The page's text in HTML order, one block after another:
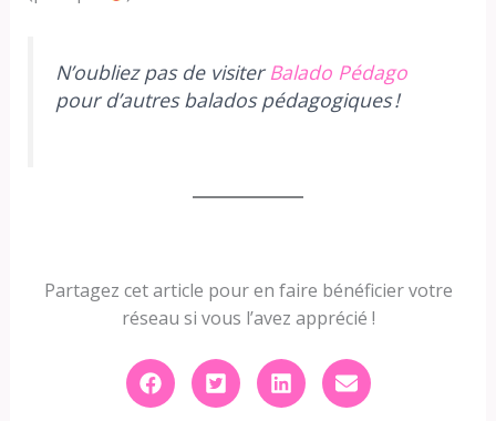
N’oubliez pas de visiter Balado Pédago
pour d’autres balados pédagogiques !
Partagez cet article pour en faire bénéficier votre
réseau si vous l’avez apprécié !